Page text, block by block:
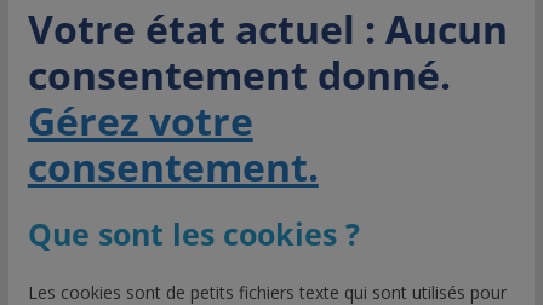
Votre état actuel : Aucun
consentement donné.
Gérez votre
consentement.
Que sont les cookies ?
Les cookies sont de petits fichiers texte qui sont utilisés pour